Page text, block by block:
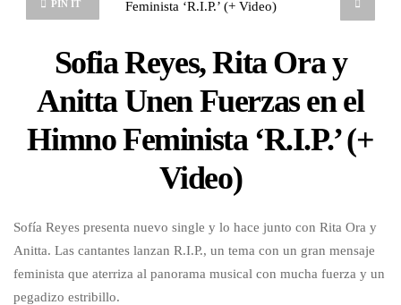
PIN IT
Sofia Reyes, Rita Ora y
Anitta Unen Fuerzas en el
Himno Feminista ‘R.I.P.’ (+
Video)
Sofía Reyes presenta nuevo single y lo hace junto con Rita Ora y
Anitta. Las cantantes lanzan R.I.P., un tema con un gran mensaje
feminista que aterriza al panorama musical con mucha fuerza y un
pegadizo estribillo.